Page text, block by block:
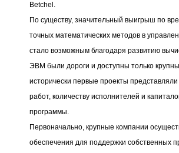
Betchel.
По существу, значительный выигрыш по
точных математических методов в
стало возможным благодаря развитию
ЭВМ были дороги и доступны только
исторически первые проекты
работ, количеству исполнителей и
программы.
Первоначально, крупные компании
обеспечения для поддержки собственных